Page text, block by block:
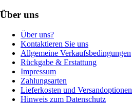
Über uns
Über uns?
Kontaktieren Sie uns
Allgemeine Verkaufsbedingungen
Rückgabe & Erstattung
Impressum
Zahlungsarten
Lieferkosten und Versandoptionen
Hinweis zum Datenschutz